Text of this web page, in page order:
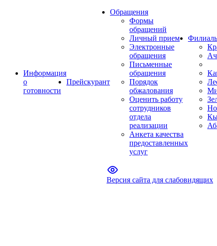
Информация
о
готовности
Прейскурант
Обращения
Формы
обращений
Личный прием
Электронные
обращения
Письменные
обращения
Порядок
обжалования
Оценить работу
сотрудников
отдела
реализации
Анкета качества
предоставленных
услуг
Версия сайта для слабовидящих